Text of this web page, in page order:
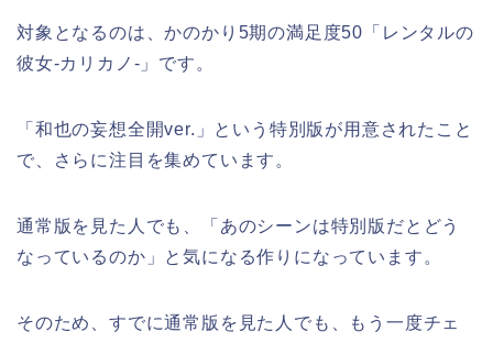
対象となるのは、かのかり5期の満足度50「レンタルの
彼女-カリカノ-」です。
「和也の妄想全開ver.」という特別版が用意されたこと
で、さらに注目を集めています。
通常版を見た人でも、「あのシーンは特別版だとどう
なっているのか」と気になる作りになっています。
そのため、すでに通常版を見た人でも、もう一度チェ